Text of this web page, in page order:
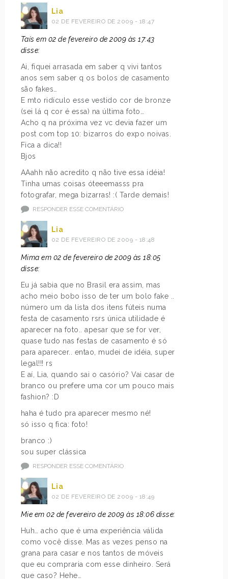
Lia
02 DE FEVEREIRO DE 2009 - 18:47
Taís em 02 de fevereiro de 2009 às 17:43
disse:
Ai, fiquei arrasada em saber q vivi tantos
anos sem saber q os bolos de casamento
são fakes…
E mto ridículo esse vestido cor de bronze
(sei lá q cor é essa) na última foto…
Acho q na próxima vez vc devia fazer um
post com top 10: bizarros do expo noivas.
Fica a dica!!
Bjos
AAahh não acredito q não tive essa idéia!
Tinha umas coisas óteeemasss pra
fotografar, mega bizarras! :( Tarde demais!
RESPONDER ESSE COMENTÁRIO
Lia
02 DE FEVEREIRO DE 2009 - 18:48
Mima em 02 de fevereiro de 2009 às 18:05
disse:
Eu já sabia que no Brasil era assim, mas
acho meio bobo isso de ter um bolo fake ..
número um da lista dos itens fúteis numa
festa de casamento rsrs única utilidade é
aparecer na foto.. apesar que se for ver,
quase tudo nas festas de casamento é só
para aparecer.. entao, mudei de idéia, super
legal!!! rs
E aí, Lia, quando sai o casório? Vai casar de
branco ou prefere uma cor um pouco mais
fashion? :D
haha é tudo pra aparecer mesmo né!
só isso q fica: foto!
branco :)
sou super clássica
RESPONDER ESSE COMENTÁRIO
Lia
02 DE FEVEREIRO DE 2009 - 18:49
Mie em 02 de fevereiro de 2009 às 18:06 disse:
Huh… acho que é uma experiência válida
como você disse. Mas as vezes penso na
grana para casar e nos tantos de móveis
que eu compraria com esse dinheiro. Será
que caso? Hehe…